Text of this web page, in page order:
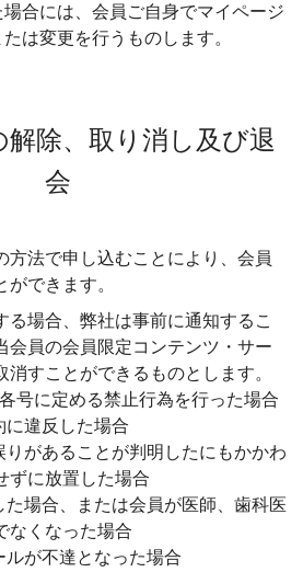
合には、会員ご自身でマイページ
は変更を行うものします。
解除、取り消し及び退
会
方法で申し込むことにより、会員
できます。
る場合、弊社は事前に通知するこ
会員の会員限定コンテンツ・サー
消すことができるものとします。
号に定める禁止行為を行った場合
に違反した場合
りがあることが判明したにもかかわ
ずに放置した場合
た場合、または会員が医師、歯科医
なくなった場合
ルが不達となった場合